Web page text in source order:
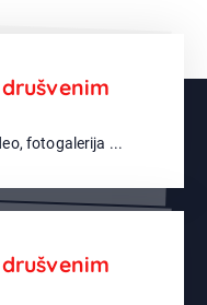
fotogalerija ...